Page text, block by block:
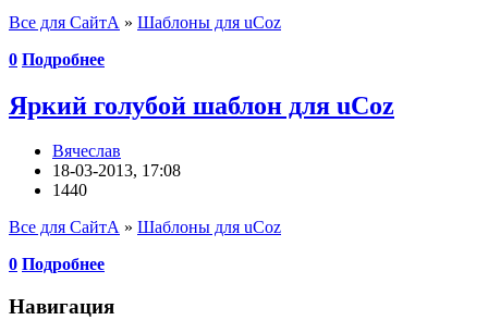
Все для СайтА » Шаблоны для uCoz
0 Подробнее
Яркий голубой шаблон для uCoz
Вячеслав
18-03-2013, 17:08
1440
Все для СайтА » Шаблоны для uCoz
0 Подробнее
Навигация